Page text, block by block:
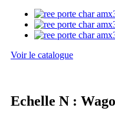
Voir le catalogue
Echelle N :